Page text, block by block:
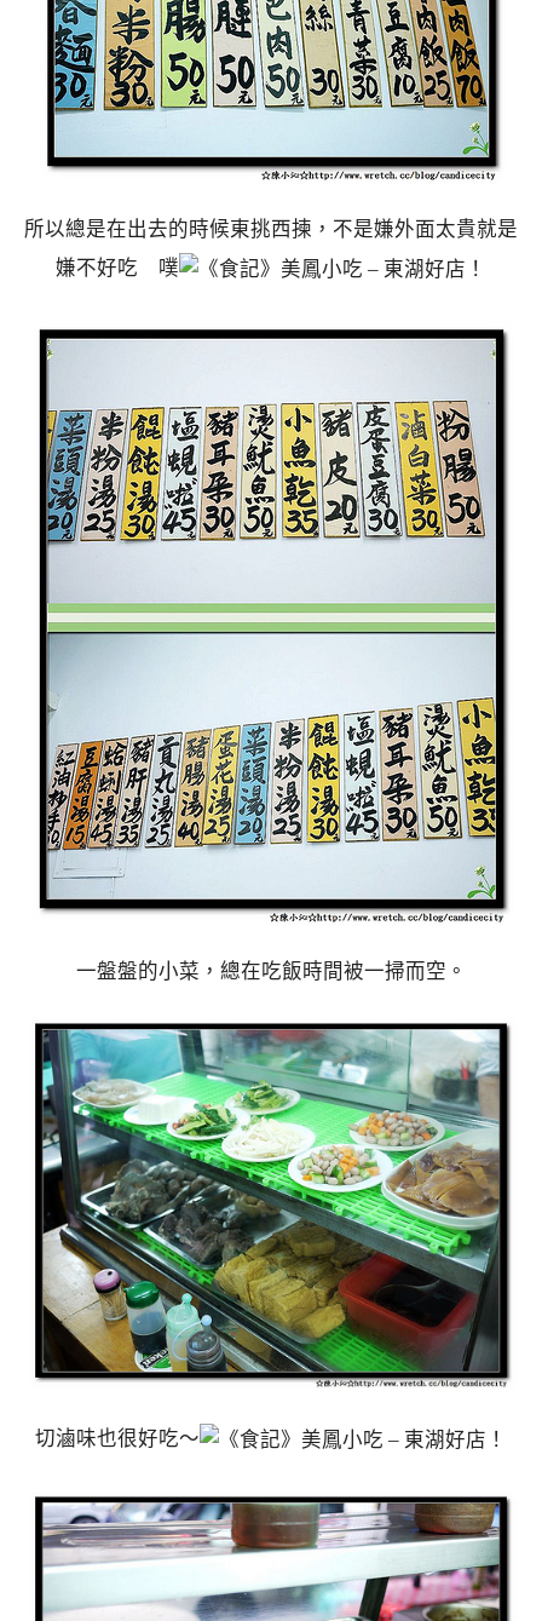
所以總是在出去的時候東挑西揀，不是嫌外面太貴就是
嫌不好吃 噗
一盤盤的小菜，總在吃飯時間被一掃而空。
切滷味也很好吃～